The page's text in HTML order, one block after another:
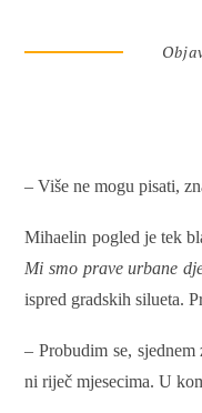
– Više ne mogu pisati,
Mihaelin pogled je tek
Mi smo prave urbane
ispred gradskih silueta.
– Probudim se,
ni riječ mjesecima. U